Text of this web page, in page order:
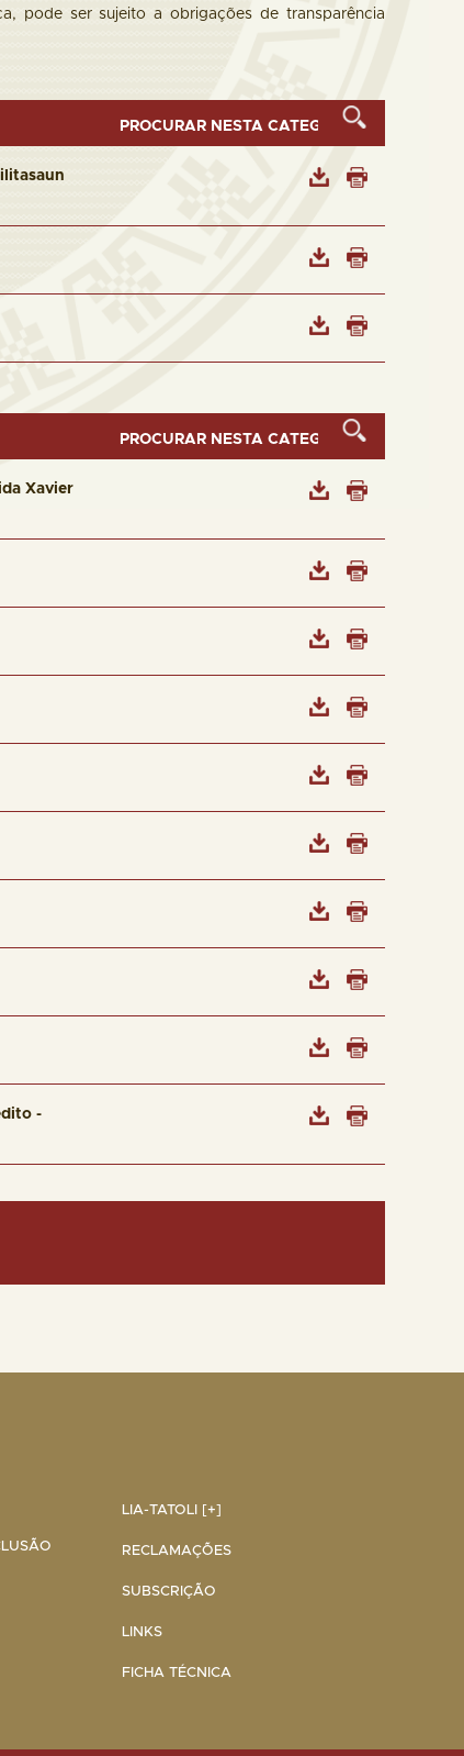
pode ser sujeito a obrigações de transparência
Xavier
-
LIA-TATOLI [+]
RECLAMAÇÕES
SUBSCRIÇÃO
LINKS
FICHA TÉCNICA